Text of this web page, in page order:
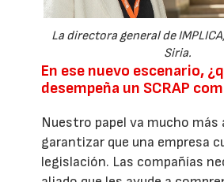
La directora general de
Siria.
En ese nuevo escenario,
desempeña un SCRAP
Nuestro papel va mucho más
garantizar que una empresa
legislación. Las compañías